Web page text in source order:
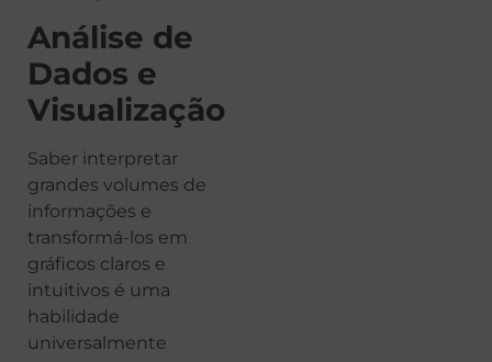
Análise de
Dados e
Visualização
Saber interpretar
grandes volumes de
informações e
transformá-los em
gráficos claros e
intuitivos é uma
habilidade
universalmente